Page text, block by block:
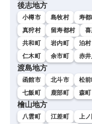
後志地方
小樽市 島牧村 寿
真狩村
留寿都村
共和町
岩内町 泊村
仁木町
余市町 赤
渡島地方
函館市 北斗市 松
七飯町
鹿部町 森町
檜山地方
八雲町 江差町 上